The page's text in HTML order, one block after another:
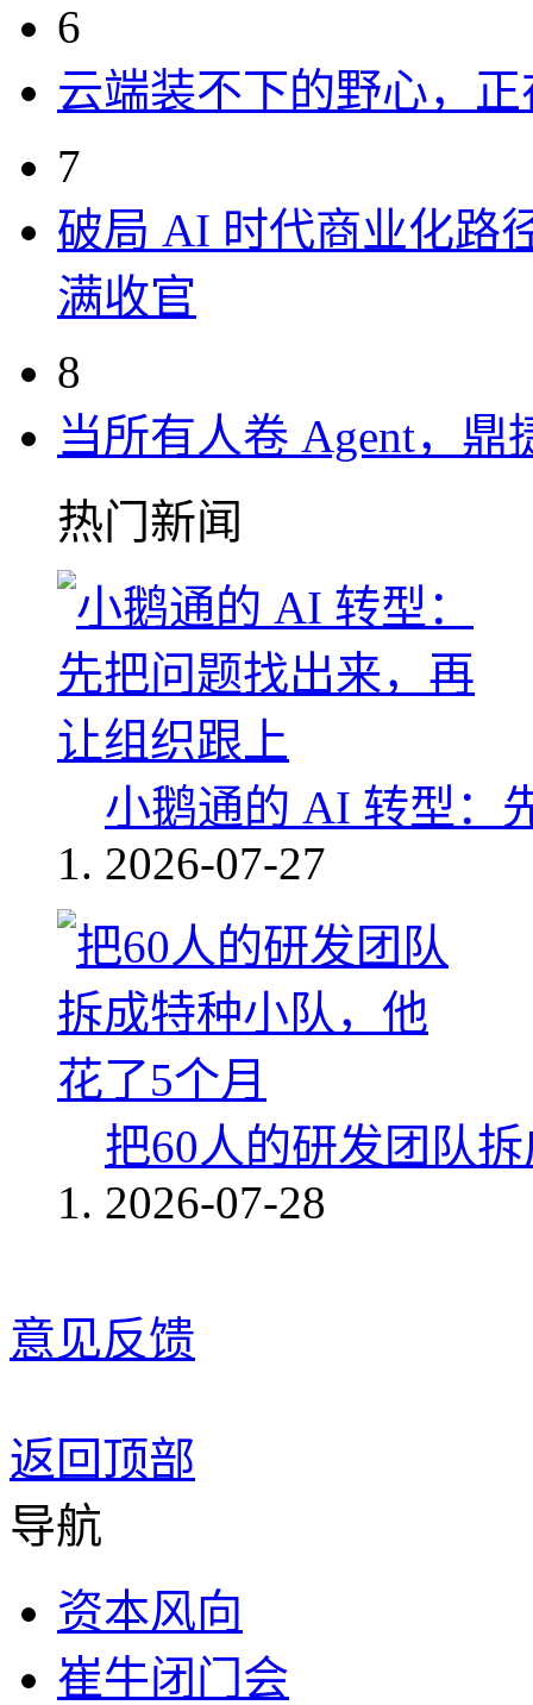
6
云端装不下的野心，
7
破局 AI 时代商业化路
满收官
8
当所有人卷 Agent，
热门新闻
小鹅通的 AI 转型：
2026-07-27
把60人的研发团队
2026-07-28
意见反馈
返回顶部
导航
资本风向
崔牛闭门会